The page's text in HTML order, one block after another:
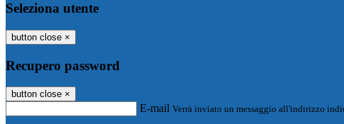
Seleziona utente
button close ×
Recupero password
button close ×
E-mail Verrà inviato un messaggio all'indirizzo